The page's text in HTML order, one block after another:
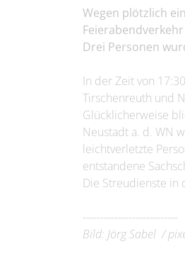
Wegen plötzlich
Drei Personen
In der Zeit von
Tirschenreuth und
Glücklicherweise
Neustadt a. d. WN
leichtverletzte
entstandene
Die Streudienste in
---------------------------
Bild: Jörg Sabel /